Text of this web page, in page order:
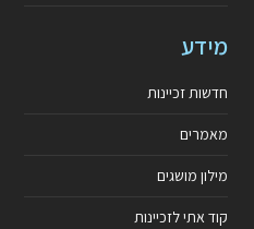
מידע
חדשות זכיינות
מאמרים
מילון מושגים
קוד אתי לזכיינות